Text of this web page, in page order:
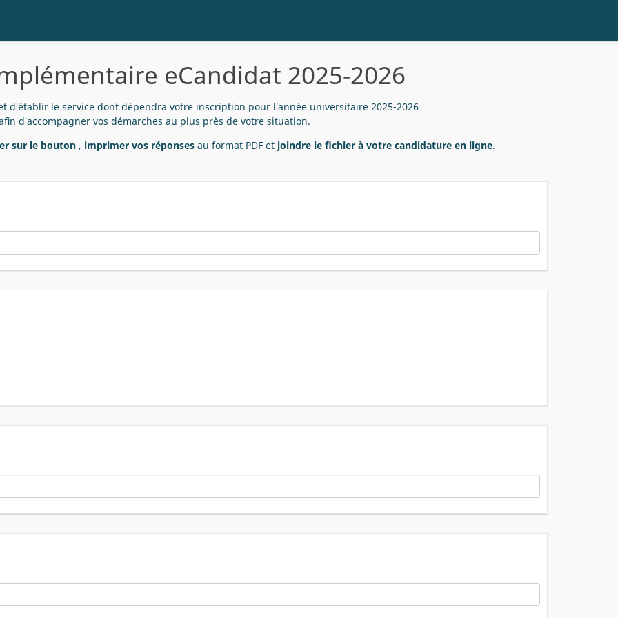
eCandidat 2025-2026
d'établir le service dont dépendra votre inscription pour l'année universitaire 2025-2026
d'accompagner vos démarches au plus près de votre situation.
sur le bouton , imprimer vos réponsesau format PDF et joindre le fichier à votre candidature en ligne.